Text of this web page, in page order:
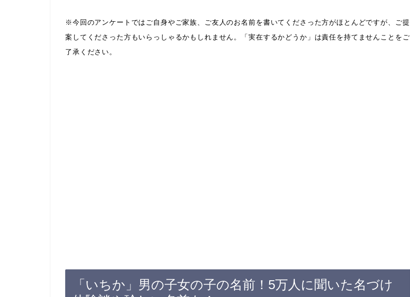
※今回のアンケートではご自身やご家族、ご友人のお名前を書いてくださった方がほとんどですが、ご提
案してくださった方もいらっしゃるかもしれません。「実在するかどうか」は責任を持てませんことをご
了承ください。
「いちか」男の子女の子の名前！5万人に聞いた名づけ